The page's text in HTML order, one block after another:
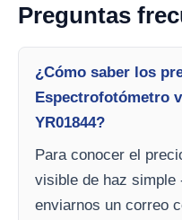
Preguntas
¿Cómo saber los
Espectrofotómetro
YR01844?
Para conocer el
visible de haz simple
enviarnos un correo